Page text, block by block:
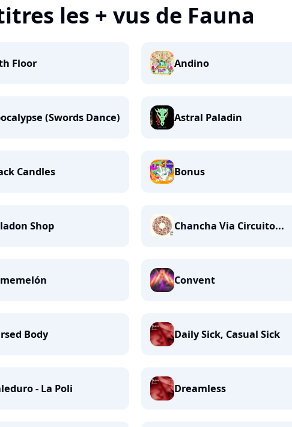
les + vus de Fauna
Floor Andino
(Swords Dance) Astral Paladin
Candles Bonus
Shop Chancha Via Circuito...
Convent
Body Daily Sick, Casual Sick
- La Poli Dreamless